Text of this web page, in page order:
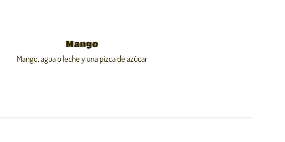
Mango
Mango, agua o leche y una pizca de azúcar